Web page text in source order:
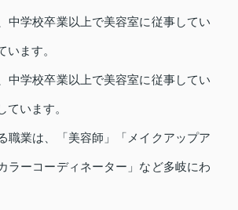
中学校卒業以上で美容室に従事してい
います。
中学校卒業以上で美容室に従事してい
ています。
職業は、「美容師」「メイクアップア
ラーコーディネーター」など多岐にわ